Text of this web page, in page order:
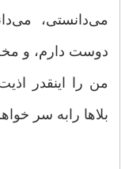
می‌دانستی،
دوست دارم، و
من را اینقدر
بلاها رابه سر